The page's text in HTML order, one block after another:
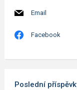
Email
Facebook
Poslední